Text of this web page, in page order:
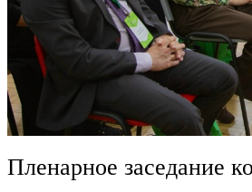
Пленарное заседание